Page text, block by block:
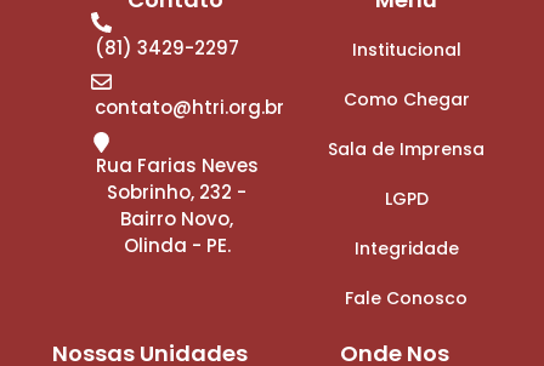
(81) 3429-2297
contato@htri.org.br
Rua Farias Neves
Sobrinho, 232 -
Bairro Novo,
Olinda - PE.
Institucional
Como Chegar
Sala de Imprensa
LGPD
Integridade
Fale Conosco
Nossas Unidades
Onde Nos